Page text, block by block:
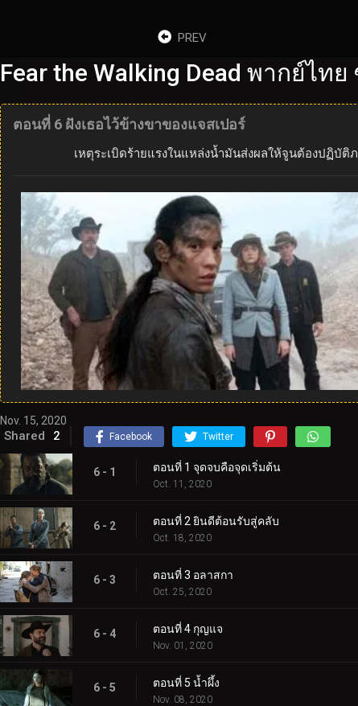
PREV
Fear the Walking Dead พากย์ไท
ตอนที่ 6 ฝังเธอไว้ข้างขาของแจสเปอร์
เหตุระเบิดร้ายแรงในแหล่งน้ำมันส่งผลให้จูนต้องปฏิบั
Nov. 15, 2020
Shared 2 Facebook Twitter
6 - 1 ตอนที่ 1 จุดจบคือจุดเริ่มต้น
Oct. 11, 2020
6 - 2 ตอนที่ 2 ยินดีต้อนรับสู่คลับ
Oct. 18, 2020
6 - 3 ตอนที่ 3 อลาสกา
Oct. 25, 2020
6 - 4 ตอนที่ 4 กุญแจ
Nov. 01, 2020
6 - 5 ตอนที่ 5 น้ำผึ้ง
Nov. 08, 2020